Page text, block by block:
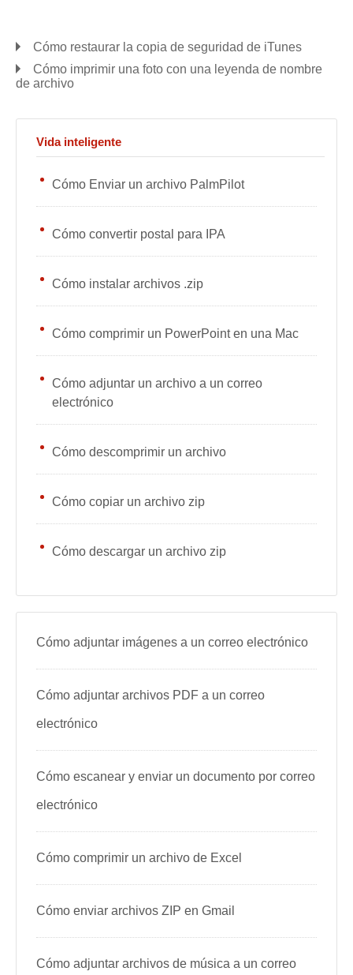
Cómo restaurar la copia de seguridad de iTunes
Cómo imprimir una foto con una leyenda de nombre
de archivo
Vida inteligente
Cómo Enviar un archivo PalmPilot
Cómo convertir postal para IPA
Cómo instalar archivos .zip
Cómo comprimir un PowerPoint en una Mac
Cómo adjuntar un archivo a un correo
electrónico
Cómo descomprimir un archivo
Cómo copiar un archivo zip
Cómo descargar un archivo zip
Cómo adjuntar imágenes a un correo electrónico
Cómo adjuntar archivos PDF a un correo
electrónico
Cómo escanear y enviar un documento por correo
electrónico
Cómo comprimir un archivo de Excel
Cómo enviar archivos ZIP en Gmail
Cómo adjuntar archivos de música a un correo